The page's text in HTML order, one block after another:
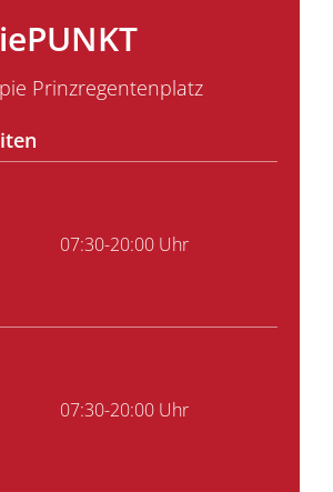
Prinzregentenplatz
07:30-20:00 Uhr
07:30-20:00 Uhr